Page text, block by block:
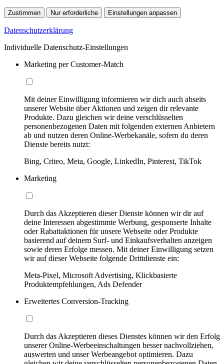
Zustimmen Nur erforderliche Einstellungen anpassen
Datenschutzerklärung
Individuelle Datenschutz-Einstellungen
Marketing per Customer-Match
Mit deiner Einwilligung informieren wir dich auch abseits
unserer Website über Aktionen und zeigen dir relevante
Produkte. Dazu gleichen wir deine verschlüsselten
personenbezogenen Daten mit folgenden externen Anbietern
ab und nutzen deren Online-Werbekanäle, sofern du deren
Dienste bereits nutzt:
Bing, Criteo, Meta, Google, LinkedIn, Pinterest, TikTok
Marketing
Durch das Akzeptieren dieser Dienste können wir dir auf
deine Interessen abgestimmte Werbung, gesponserte Inhalte
oder Rabattaktionen für unsere Webseite oder Produkte
basierend auf deinem Surf- und Einkaufsverhalten anzeigen
sowie deren Erfolge messen. Mit deiner Einwilligung setzen
wir auf dieser Webseite folgende Drittdienste ein:
Meta-Pixel, Microsoft Advertising, Klickbasierte
Produktempfehlungen, Ads Defender
Erweitertes Conversion-Tracking
Durch das Akzeptieren dieses Dienstes können wir den Erfolg
unserer Online-Werbeeinschaltungen besser nachvollziehen,
auswerten und unser Werbeangebot optimieren. Dazu